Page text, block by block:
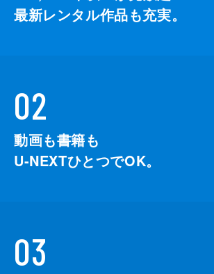
最新レンタル作品も充実。
02
動画も書籍も
U-NEXTひとつでOK。
03